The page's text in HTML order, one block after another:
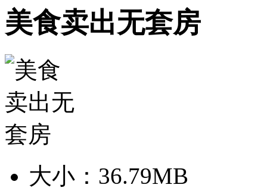
美食卖出无套房
大小： 36.79MB